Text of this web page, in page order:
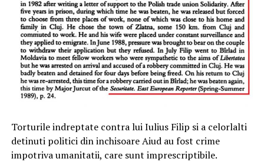
Torturile indreptate contra lui Iulius Filip si a celorlalti
detinuti politici din inchisoare Aiud au fost crime
impotriva umanitatii, care sunt imprescriptibile.